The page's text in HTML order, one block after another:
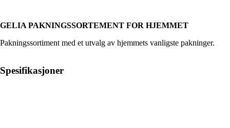
GELIA PAKNINGSSORTEMENT FOR HJEMMET
Pakningssortiment med et utvalg av hjemmets vanligste pakninger.
Spesifikasjoner